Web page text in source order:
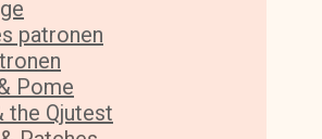
patronen
Pome
the Qjutest